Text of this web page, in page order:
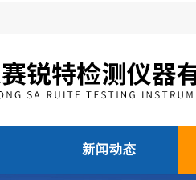
新闻动态